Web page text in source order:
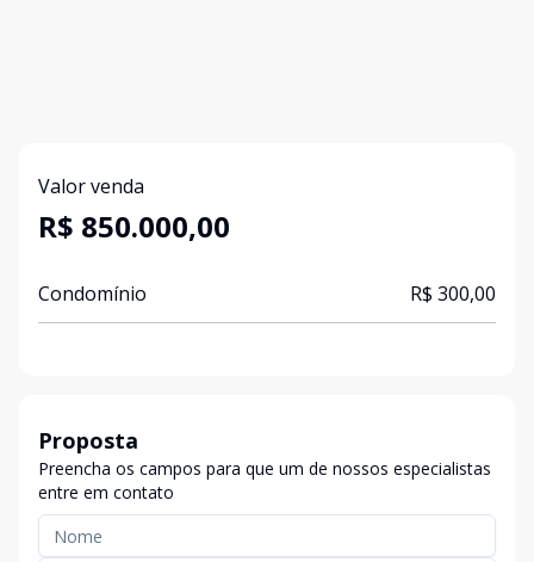
Valor venda
R$ 850.000,00
Condomínio R$ 300,00
Proposta
Preencha os campos para que um de nossos especialistas
entre em contato